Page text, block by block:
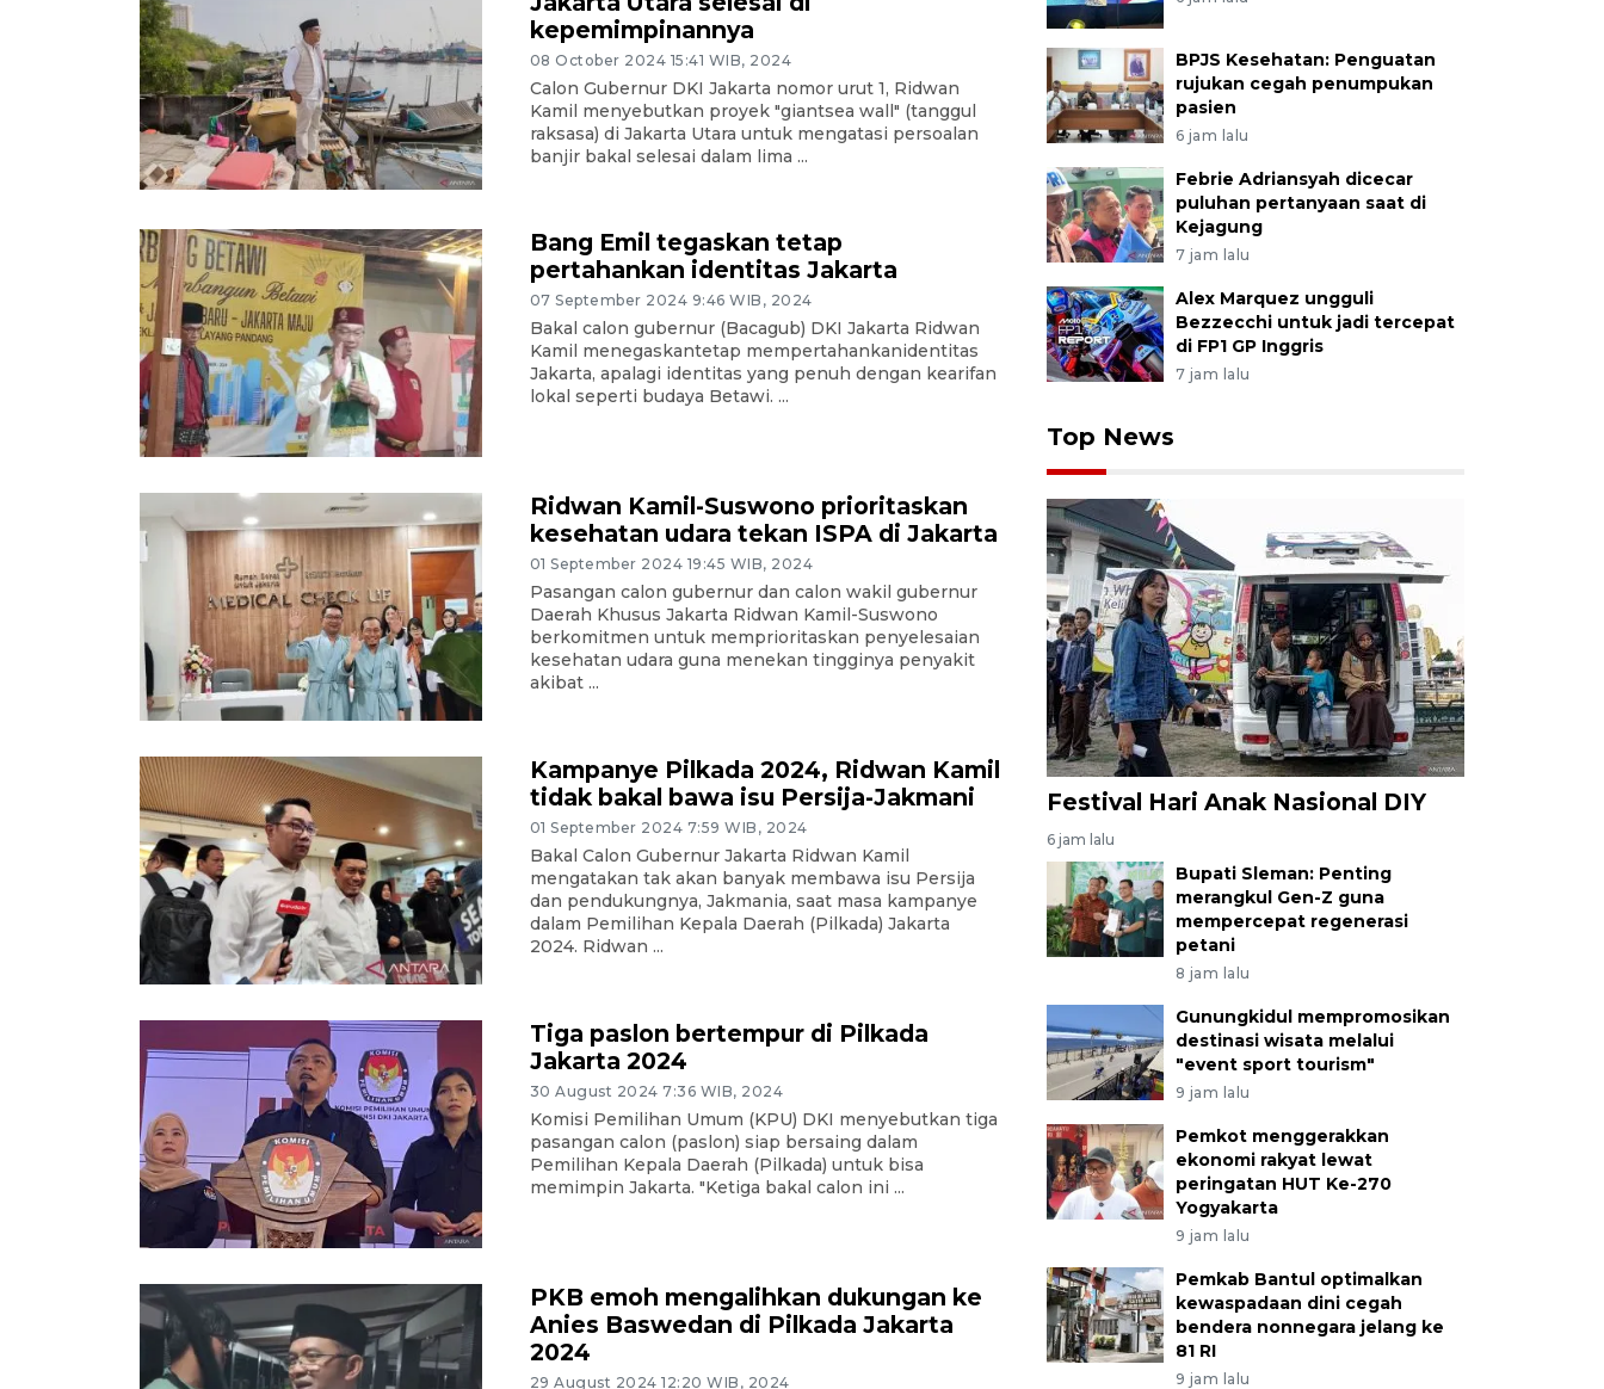
kepemimpinannya
08 October 2024 15:41 WIB, 2024
Calon Gubernur DKI Jakarta nomor urut 1, Ridwan
Kamil menyebutkan proyek "giantsea wall" (tanggul
raksasa) di Jakarta Utara untuk mengatasi persoalan
banjir bakal selesai dalam lima ...
Bang Emil tegaskan tetap
pertahankan identitas Jakarta
07 September 2024 9:46 WIB, 2024
Bakal calon gubernur (Bacagub) DKI Jakarta Ridwan
Kamil menegaskantetap mempertahankanidentitas
Jakarta, apalagi identitas yang penuh dengan kearifan
lokal seperti budaya Betawi. ...
Ridwan Kamil-Suswono prioritaskan
kesehatan udara tekan ISPA di Jakarta
01 September 2024 19:45 WIB, 2024
Pasangan calon gubernur dan calon wakil gubernur
Daerah Khusus Jakarta Ridwan Kamil-Suswono
berkomitmen untuk memprioritaskan penyelesaian
kesehatan udara guna menekan tingginya penyakit
akibat ...
Kampanye Pilkada 2024, Ridwan Kamil
tidak bakal bawa isu Persija-Jakmani
01 September 2024 7:59 WIB, 2024
Bakal Calon Gubernur Jakarta Ridwan Kamil
mengatakan tak akan banyak membawa isu Persija
dan pendukungnya, Jakmania, saat masa kampanye
dalam Pemilihan Kepala Daerah (Pilkada) Jakarta
2024. Ridwan ...
Tiga paslon bertempur di Pilkada
Jakarta 2024
30 August 2024 7:36 WIB, 2024
Komisi Pemilihan Umum (KPU) DKI menyebutkan tiga
pasangan calon (paslon) siap bersaing dalam
Pemilihan Kepala Daerah (Pilkada) untuk bisa
memimpin Jakarta. "Ketiga bakal calon ini ...
PKB emoh mengalihkan dukungan ke
Anies Baswedan di Pilkada Jakarta
2024
29 August 2024 12:20 WIB, 2024
BPJS Kesehatan: Penguatan
rujukan cegah penumpukan
pasien
6 jam lalu
Febrie Adriansyah dicecar
puluhan pertanyaan saat di
Kejagung
7 jam lalu
Alex Marquez ungguli
Bezzecchi untuk jadi tercepat
di FP1 GP Inggris
7 jam lalu
Top News
Festival Hari Anak Nasional DIY
6 jam lalu
Bupati Sleman: Penting
merangkul Gen-Z guna
mempercepat regenerasi
petani
8 jam lalu
Gunungkidul mempromosikan
destinasi wisata melalui
"event sport tourism"
9 jam lalu
Pemkot menggerakkan
ekonomi rakyat lewat
peringatan HUT Ke-270
Yogyakarta
9 jam lalu
Pemkab Bantul optimalkan
kewaspadaan dini cegah
bendera nonnegara jelang ke
81 RI
9 jam lalu